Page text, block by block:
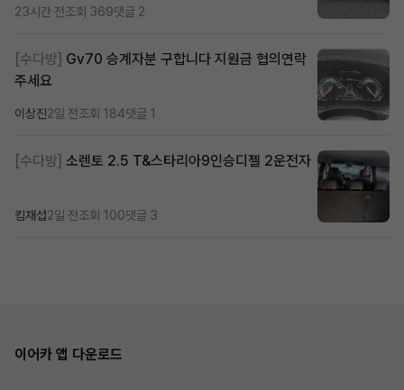
23시간 전조회 369댓글 2
[수다방] Gv70 승계자분 구합니다 지원금 협의연락
주세요
이상진2일 전조회 184댓글 1
[수다방] 소렌토 2.5 T&스타리아9인승디젤 2운전자
킴재섭2일 전조회 100댓글 3
이어카 앱 다운로드